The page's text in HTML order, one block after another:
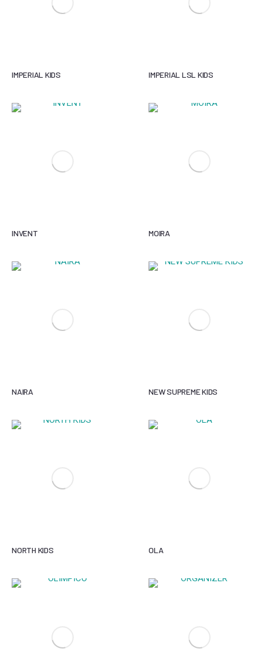
IMPERIAL KIDS IMPERIAL LSL KIDS
INVENT MOIRA
NAIRA NEW SUPREME KIDS
NORTH KIDS OLA